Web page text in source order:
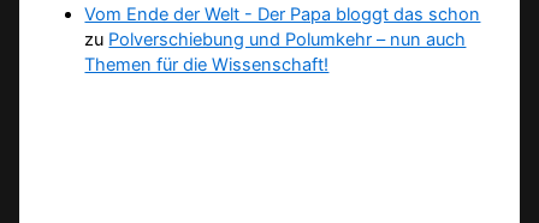
Vom Ende der Welt - Der Papa bloggt das schon
zu Polverschiebung und Polumkehr – nun auch
Themen für die Wissenschaft!